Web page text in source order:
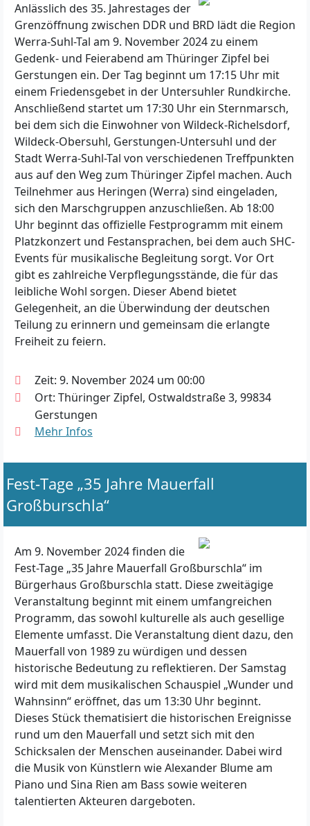
Anlässlich des 35. Jahrestages der
Grenzöffnung zwischen DDR und BRD lädt die Region
Werra-Suhl-Tal am 9. November 2024 zu einem
Gedenk- und Feierabend am Thüringer Zipfel bei
Gerstungen ein. Der Tag beginnt um 17:15 Uhr mit
einem Friedensgebet in der Untersuhler Rundkirche.
Anschließend startet um 17:30 Uhr ein Sternmarsch,
bei dem sich die Einwohner von Wildeck-Richelsdorf,
Wildeck-Obersuhl, Gerstungen-Untersuhl und der
Stadt Werra-Suhl-Tal von verschiedenen Treffpunkten
aus auf den Weg zum Thüringer Zipfel machen. Auch
Teilnehmer aus Heringen (Werra) sind eingeladen,
sich den Marschgruppen anzuschließen. Ab 18:00
Uhr beginnt das offizielle Festprogramm mit einem
Platzkonzert und Festansprachen, bei dem auch SHC-
Events für musikalische Begleitung sorgt. Vor Ort
gibt es zahlreiche Verpflegungsstände, die für das
leibliche Wohl sorgen. Dieser Abend bietet
Gelegenheit, an die Überwindung der deutschen
Teilung zu erinnern und gemeinsam die erlangte
Freiheit zu feiern.
Zeit: 9. November 2024 um 00:00
Ort: Thüringer Zipfel, Ostwaldstraße 3, 99834
Gerstungen
Mehr Infos
Fest-Tage „35 Jahre Mauerfall
Großburschla“
Am 9. November 2024 finden die
Fest-Tage „35 Jahre Mauerfall Großburschla“ im
Bürgerhaus Großburschla statt. Diese zweitägige
Veranstaltung beginnt mit einem umfangreichen
Programm, das sowohl kulturelle als auch gesellige
Elemente umfasst. Die Veranstaltung dient dazu, den
Mauerfall von 1989 zu würdigen und dessen
historische Bedeutung zu reflektieren. Der Samstag
wird mit dem musikalischen Schauspiel „Wunder und
Wahnsinn“ eröffnet, das um 13:30 Uhr beginnt.
Dieses Stück thematisiert die historischen Ereignisse
rund um den Mauerfall und setzt sich mit den
Schicksalen der Menschen auseinander. Dabei wird
die Musik von Künstlern wie Alexander Blume am
Piano und Sina Rien am Bass sowie weiteren
talentierten Akteuren dargeboten.